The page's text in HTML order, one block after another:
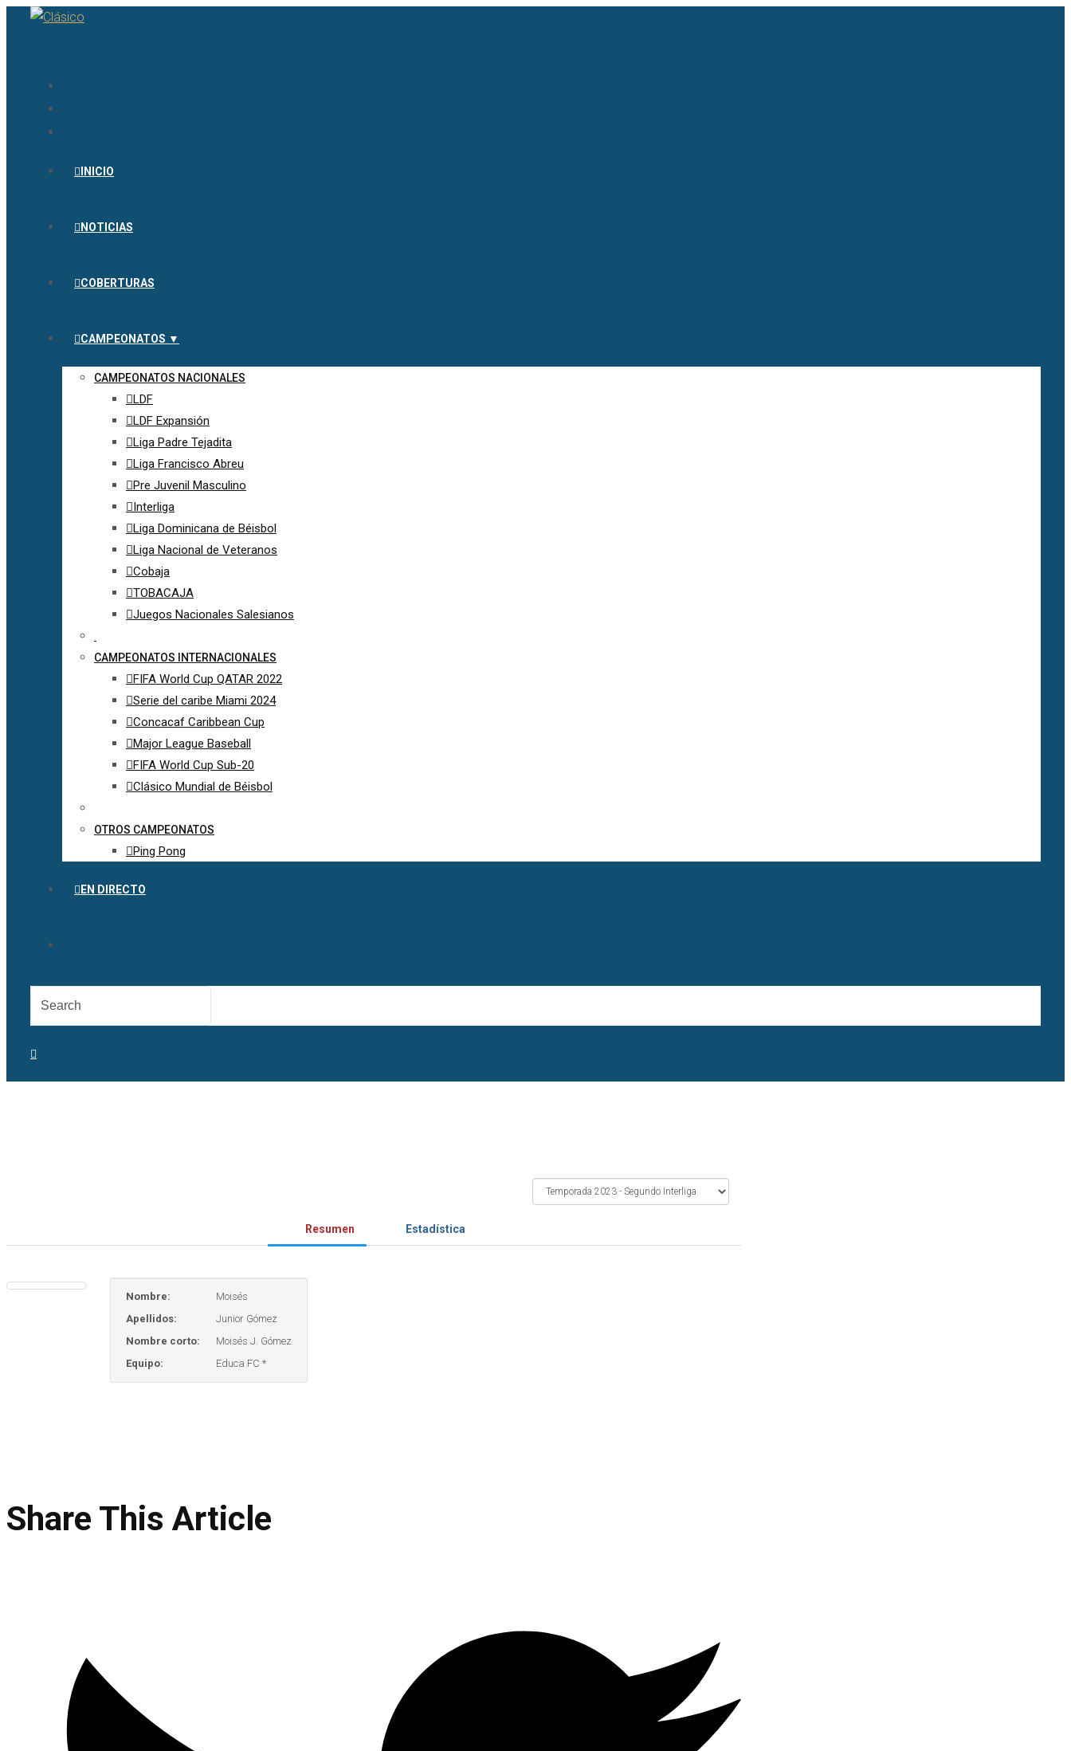
INICIO
NOTICIAS
COBERTURAS
CAMPEONATOS ▼
CAMPEONATOS NACIONALES
LDF
LDF Expansión
Liga Padre Tejadita
Liga Francisco Abreu
Pre Juvenil Masculino
Interliga
Liga Dominicana de Béisbol
Liga Nacional de Veteranos
Cobaja
TOBACAJA
Juegos Nacionales Salesianos
CAMPEONATOS INTERNACIONALES
FIFA World Cup QATAR 2022
Serie del caribe Miami 2024
Concacaf Caribbean Cup
Major League Baseball
FIFA World Cup Sub-20
Clásico Mundial de Béisbol
OTROS CAMPEONATOS
Ping Pong
EN DIRECTO
Resumen Estadística
Nombre:
Moisés
Apellidos:
Junior Gómez
Nombre corto:
Moisés J. Gómez
Equipo:
Educa FC *
Share This Article